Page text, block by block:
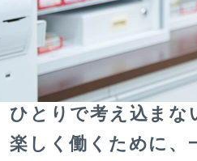
ひとりで考え込まな
楽しく働くために、